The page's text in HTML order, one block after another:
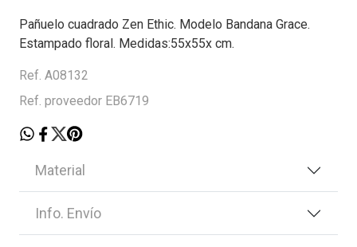
Pañuelo cuadrado Zen Ethic. Modelo Bandana Grace.
Estampado floral. Medidas:55x55x cm.
Ref. A08132
Ref. proveedor EB6719
Material
Info. Envío